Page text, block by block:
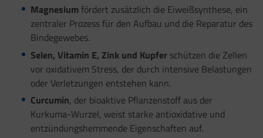
Magnesiumfördert zusätzlich die Eiweißsynthese, ein
zentraler Prozess für den Aufbau und die Reparatur des
Bindegewebes.
Selen, Vitamin E, Zink und Kupferschützen die Zellen
vor oxidativem Stress, der durch intensive Belastungen
oder Verletzungen entstehen kann.
Curcumin, der bioaktive Pflanzenstoff aus der
Kurkuma-Wurzel, weist starke antioxidative und
entzündungshemmende Eigenschaften auf.